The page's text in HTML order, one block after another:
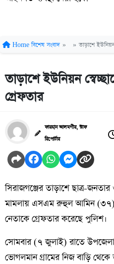
Home বিশেষ সংবাদ » » তাড়াশে
তাড়াশে ইউনিয়ন
গ্রেফতার
ফারহান আলমগীর, স্টাফ
রিপোর্টার
সিরাজগঞ্জের তাড়াশে ছাত্র-
মামলায় এসএম রুহুল আমিন (৩৭)
নেতাকে গ্রেফতার করেছে পুলিশ।
সোমবার (৭ জুলাই) রাতে
ভোগলমান গ্রামের নিজ বাড়ি